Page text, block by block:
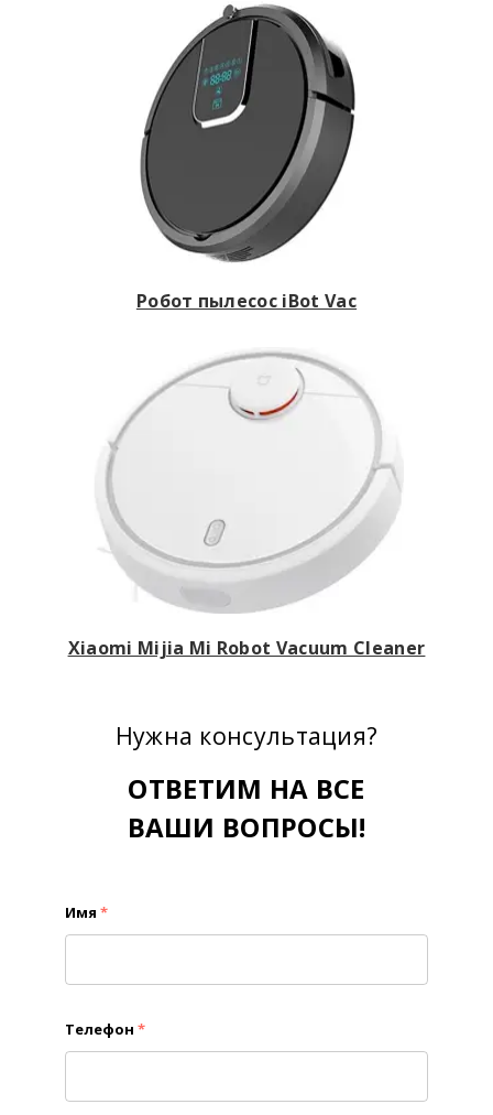
Робот пылесос iBot Vac
Xiaomi Mijia Mi Robot Vacuum Cleaner
Нужна консультация?
ОТВЕТИМ НА ВСЕ
ВАШИ ВОПРОСЫ!
Имя *
Телефон *